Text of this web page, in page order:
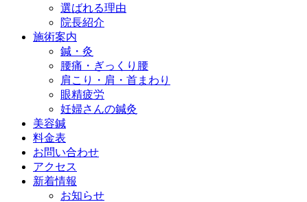
選ばれる理由
院長紹介
施術案内
鍼・灸
腰痛・ぎっくり腰
肩こり・肩・首まわり
眼精疲労
妊婦さんの鍼灸
美容鍼
料金表
お問い合わせ
アクセス
新着情報
お知らせ